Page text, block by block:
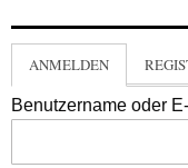
ANMELDEN
Benutzername oder